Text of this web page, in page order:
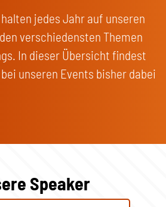
jedes Jahr auf unseren
verschiedensten Themen
In dieser Übersicht findest
unseren Events bisher dabei
Speaker